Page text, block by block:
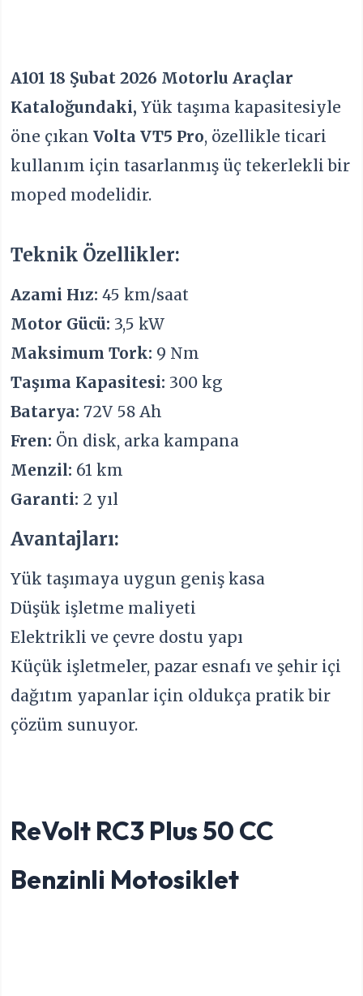
A10118 Şubat 2026 Motorlu Araçlar
Kataloğundaki,Yük taşıma kapasitesiyle
öne çıkanVolta VT5 Pro, özellikle ticari
kullanım için tasarlanmış üç tekerlekli bir
moped modelidir.
Teknik Özellikler:
Azami Hız: 45 km/saat
Motor Gücü: 3,5 kW
Maksimum Tork: 9 Nm
Taşıma Kapasitesi: 300 kg
Batarya: 72V 58 Ah
Fren: Ön disk, arka kampana
Menzil: 61 km
Garanti: 2 yıl
Avantajları:
Yük taşımaya uygun geniş kasa
Düşük işletme maliyeti
Elektrikli ve çevre dostu yapı
Küçük işletmeler, pazar esnafı ve şehir içi
dağıtım yapanlar için oldukça pratik bir
çözüm sunuyor.
ReVolt RC3 Plus 50 CC
Benzinli Motosiklet